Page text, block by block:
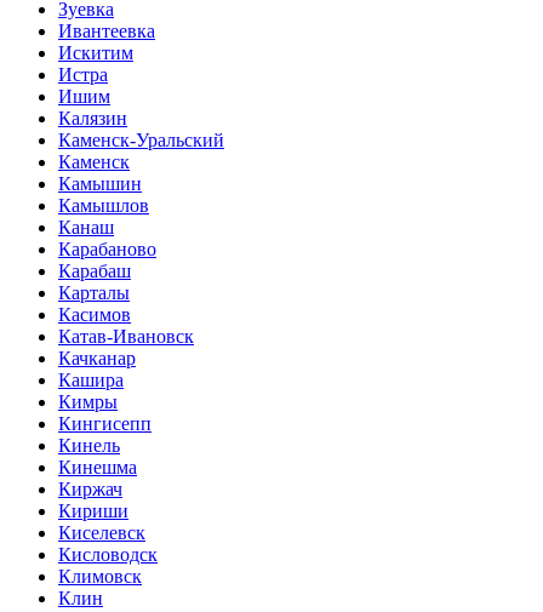
Зуевка
Ивантеевка
Искитим
Истра
Ишим
Калязин
Каменск-Уральский
Каменск
Камышин
Камышлов
Канаш
Карабаново
Карабаш
Карталы
Касимов
Катав-Ивановск
Качканар
Кашира
Кимры
Кингисепп
Кинель
Кинешма
Киржач
Кириши
Киселевск
Кисловодск
Климовск
Клин